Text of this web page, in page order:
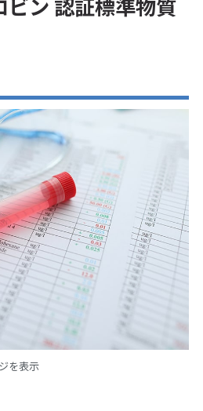
ビン 認証標準物質
を表示